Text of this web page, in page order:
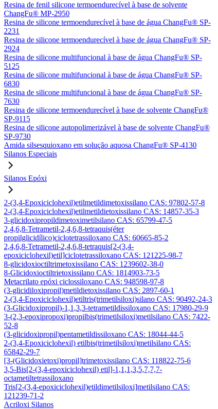
Resina de fenil silicone termoendurecível à base de solvente
ChangFu® MP-2950
Resina de silicone termoendurecível à base de água ChangFu® SP-
2231
Resina de silicone termoendurecível à base de água ChangFu® SP-
2924
Resina de silicone multifuncional à base de água ChangFu® SP-
5125
Resina de silicone multifuncional à base de água ChangFu® SP-
6830
Resina de silicone multifuncional à base de água ChangFu® SP-
7630
Resina de silicone termoendurecível à base de solvente ChangFu®
SP-9115
Resina de silicone autopolimerizável à base de solvente ChangFu®
SP-9730
Amida silsesquioxano em solução aquosa ChangFu® SP-4130
Silanos Especiais
Silanos Epóxi
2-(3,4-Epoxiciclohexil)etilmetildimetoxissilano CAS: 97802-57-8
2-(3,4-Epoxiciclohexil)etilmetildietoxissilano CAS: 14857-35-3
3-glicidoxipropildimetoximetilsilano CAS: 65799-47-5
2,4,6,8-Tetrametil-2,4,6,8-tetraquis(éter
propilglicidílico)ciclotetrassiloxano CAS: 60665-85-2
2,4,6,8-Tetrametil-2,4,6,8-tetraquis[2-(3,4-
epoxiciclohexil)etil]ciclotetrassiloxano CAS: 121225-98-7
8-glicidoxioctiltrimetoxissilano CAS: 1239602-38-0
8-Glicidoxioctiltrietoxissilano CAS: 1814903-73-5
Metacrilato epóxi ciclossiloxano CAS: 948598-97-8
(3-glicidiloxipropil)metildietoxissilano CAS: 2897-60-1
2-(3,4-Epoxiciclohexil)etiltris(trimetilsiloxi)silano CAS: 90492-24-3
(3-Glicidoxipropil)-1,1,3,3-tetrametildissiloxano CAS: 17980-29-9
3-(2,3-epoxipropoxi)propilbis(trimetilsiloxi)metilsilano CAS: 7422-
52-8
(3-glicidoxipropil)pentametildissiloxano CAS: 18044-44-5
2-(3,4-Epoxiciclohexil) etilbis(trimetilsiloxi)metilsilano CAS:
65842-29-7
[3-(Glicidoxietoxi)propil]trimetoxissilano CAS: 118822-75-6
3,5-Bis[2-(3,4-epoxiciclohexil) etil]-1,1,1,3,5,7,7,7-
octametiltetrassiloxano
Tris[2-(3,4-epoxiciclohexil)etildimetilsiloxi]metilsilano CAS:
121239-71-2
Acriloxi Silanos